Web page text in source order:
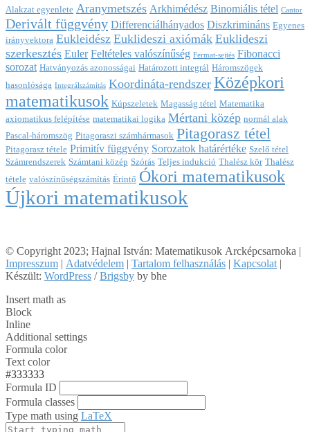
Alakzat egyenlete Aranymetszés Arkhimédész Binomiális tétel Cantor
Derivált függvény Differenciálhányados Diszkrimináns Egyenes
irányvektora Eukleidész Euklideszi axiómák Euklideszi
szerkesztés Euler Feltételes valószínűség Fermat-sejtés Fibonacci
sorozat Hatványozás azonosságai Határozott integrál Háromszögek
hasonlósága Integrálszámítás Koordináta-rendszer Középkori
matematikusok Kúpszeletek Magasság tétel Matematika
axiomatikus felépítése matematikai logika Mértani közép normál alak
Pascal-háromszög Pitagoraszi számhármasok Pitagorasz tétel
Pitagorasz tétele Primitív függvény Sorozatok határértéke Szelő tétel
Számrendszerek Számtani közép Szórás Teljes indukció Thalész kör Thalész
tétele valószínűségszámítás Érintő Ókori matematikusok
Újkori matematikusok
© Copyright 2023; Hajnal István: Matematikusok Arcképcsarnoka |
Impresszum | Adatvédelem | Tartalom felhasználás | Kapcsolat |
Készült: WordPress /Brigsby by bhe
Insert math as
Block
Inline
Additional settings
Formula color
Text color
#333333
Formula ID
Formula classes
Type math using LaTeX